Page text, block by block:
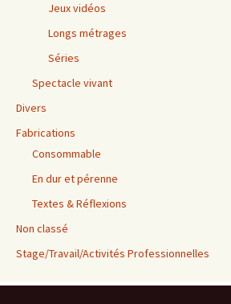
Jeux vidéos
Longs métrages
Séries
Spectacle vivant
Divers
Fabrications
Consommable
En dur et pérenne
Textes & Réflexions
Non classé
Stage/Travail/Activités Professionnelles